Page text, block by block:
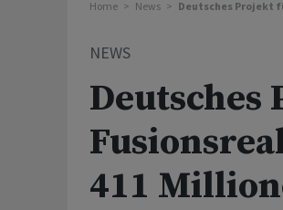
Home News Deutsches Projekt
NEWS
411